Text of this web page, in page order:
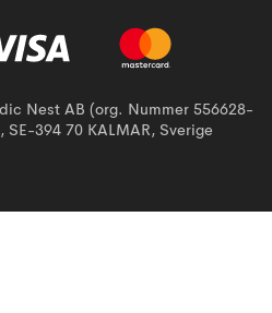
Nest AB (org. Nummer 556628-
SE-394 70 KALMAR, Sverige